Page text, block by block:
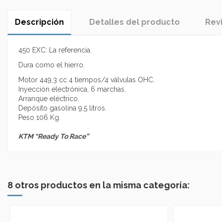
Descripción Detalles del producto
450 EXC: La referencia.
Dura como el hierro.
Motor 449,3 cc 4 tiempos/4 válvulas OHC.
Inyección electrónica, 6 marchas.
Arranque eléctrico.
Depósito gasolina 9,5 litros.
Peso 106 Kg.
KTM “Ready To Race”
8 otros productos en la misma categoría: